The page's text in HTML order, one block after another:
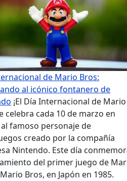
de Mario Bros:
al icónico fontanero de
¡El Día Internacional de Mario
celebra cada 10 de marzo en
famoso personaje de
creado por la compañía
Nintendo. Este día
del primer juego de
Bros, en Japón en 1985.